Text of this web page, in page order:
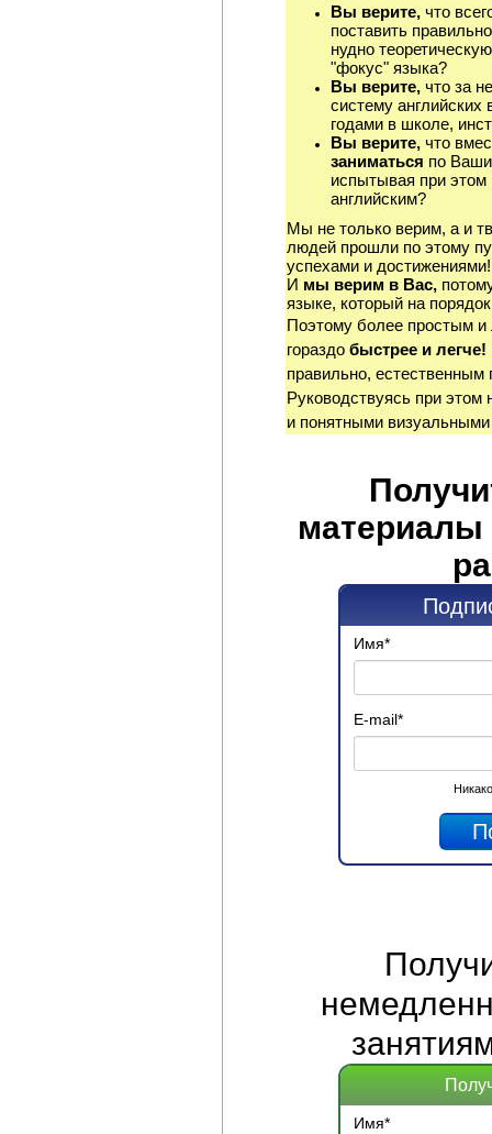
Вы верите, что
поставить
нудно
"фокус" языка?
Вы верите, что за
систему
годами в школе,
Вы верите, что
заниматься по
испытывая при этом
английским?
Мы не только верим, а и
людей прошли по этому
успехами и достижениями!
И мы верим в Вас,
языке, который на
Поэтому более простым
гораздо быстрее и легче!
правильно, естественным
Руководствуясь при
и понятными
материалы
Имя*
E-mail*
Имя*